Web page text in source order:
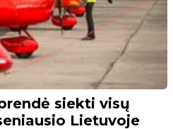
siekti visų
Lietuvoje